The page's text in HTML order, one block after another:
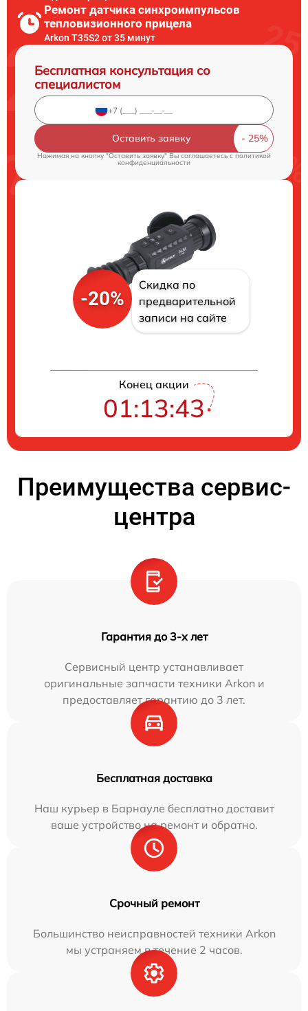
Ремонт датчика синхроимпульсов
тепловизионного прицела
Arkon T35S2 от 35 минут
Бесплатная консультация со
специалистом
Оставить заявку
Нажимая на кнопку "Оставить заявку" Вы соглашаетесь c политикой
конфиденциальности
-20%
Скидка по
предварительной
записи на сайте
Конец акции
01:13:42
Преимущества сервис-
центра
Гарантия до 3-х лет
Сервисный центр устанавливает
оригинальные запчасти техники Arkon и
предоставляет гарантию до 3 лет.
Бесплатная доставка
Наш курьер в Барнауле бесплатно доставит
ваше устройство на ремонт и обратно.
Срочный ремонт
Большинство неисправностей техники Arkon
мы устраняем в течение 2 часов.